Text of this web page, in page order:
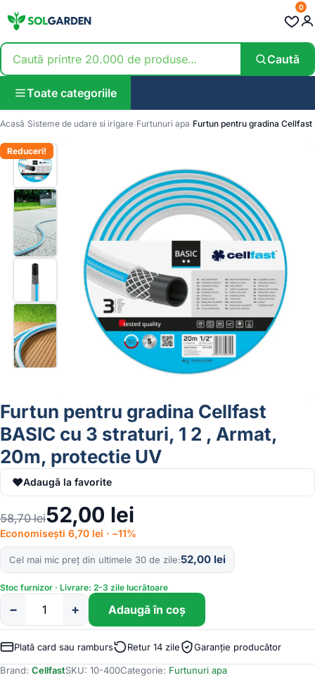
Caută
0
Toate categoriile
Acasă Sisteme de udare si irigare Furtunuri apa Furtun pentru gradina
Reduceri!
Furtun pentru gradina Cellfast
BASIC cu 3 straturi, 1 2 , Armat,
20m, protectie UV
♥Adaugă la favorite
58,70lei52,00 lei
Economisești 6,70 lei · −11%
Cel mai mic preț din ultimele 30 de zile 52,00 lei
Stoc furnizor · Livrare: 2-3 zile lucrătoare
Cantitate
Furtun
pentru
Cellfast
− + Adaugă în coș
Plată card sau ramburs Retur 14 zile Garanție producător
Brand: CellfastSKU: 10-400Categorie: Furtunuri apa